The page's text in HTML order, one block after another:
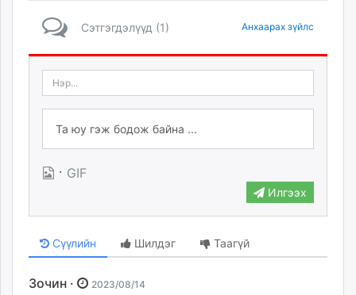
Сэтгэгдэлүүд (1) Анхаарах зүйлс
· GIF
Илгээх
Сүүлийн Шилдэг Таагүй
Зочин · 2023/08/14